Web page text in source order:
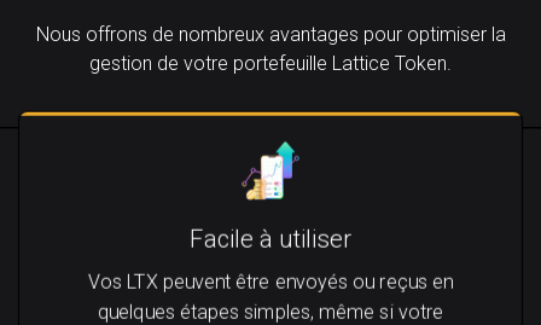
Nous offrons de nombreux avantages pour optimiser la
gestion de votre portefeuille Lattice Token.
Facile à utiliser
Vos LTX peuvent être envoyés ou reçus en
quelques étapes simples, même si votre